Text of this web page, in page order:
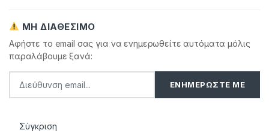
ΜΗ ΔΙΑΘΈΣΙΜΟ
Αφήστε το email σας για να ενημερωθείτε αυτόματα μόλις
παραλάβουμε ξανά:
Σύγκριση